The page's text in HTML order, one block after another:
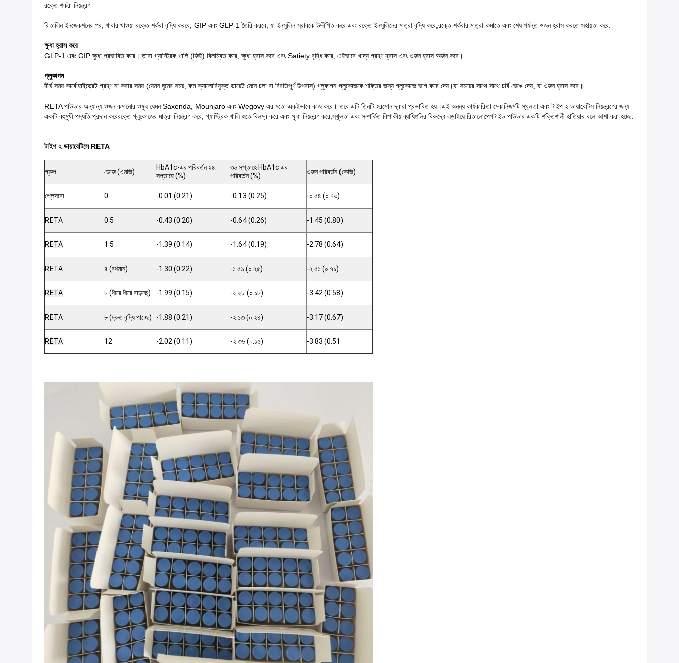
রক্তে শর্করা নিয়ন্ত্রণ
রিতালিন ইনজেকশনের পর, খাবার খাওয়া রক্তে শর্করা বৃদ্ধি করবে, GIP এবং GLP-1 তৈরি করবে, যা ইনসুলিন স্রাবকে উদ্দীপিত করে এবং রক্তে ইনসুলিনের মাত্রা বৃদ্ধি করে,রক্তে শর্করার মাত্রা কমাতে এবং শেষ পর্যন্ত ওজন হ্রাস করতে সহায়তা করে.
ক্ষুধা হ্রাস করে
GLP-1 এবং GIP ক্ষুধা প্রভাবিত করে। তারা গ্যাস্ট্রিক খালি (জিই) বিলম্বিত করে, ক্ষুধা হ্রাস করে এবং Satiety বৃদ্ধি করে, এইভাবে খাদ্য গ্রহণ হ্রাস এবং ওজন হ্রাস অর্জন করে।
গ্লুকাগন
দীর্ঘ সময় কার্বোহাইড্রেট গ্রহণ না করার সময় (যেমন ঘুমের সময়, কম ক্যালোরিযুক্ত ডায়েট মেনে চলা বা বিরতিপূর্ণ উপবাস) গ্লুকাগন গ্লুকোজকে শক্তির জন্য গ্লুকোজে ভাগ করে দেয়।যা সময়ের সাথে সাথে চর্বি ভেঙে দেয়, যা ওজন হ্রাস করে।
RETA পাউডার অন্যান্য ওজন কমানোর ওষুধ যেমন Saxenda, Mounjaro এবং Wegovy এর মতো একইভাবে কাজ করে। তবে এটি তিনটি হরমোন দ্বারা প্রভাবিত হয়।এই অনন্য কার্যকারিতা মেকানিজমটি স্থূলতা এবং টাইপ ২ ডায়াবেটিস নিয়ন্ত্রণের জন্য
একটি বহুমুখী পদ্ধতি প্রদান করেরক্তে গ্লুকোজের মাত্রা নিয়ন্ত্রণ করে, গ্যাস্ট্রিক খালি হতে বিলম্ব করে এবং ক্ষুধা নিয়ন্ত্রণ করে,স্থূলতা এবং সম্পর্কিত বিপাকীয় ব্যাধিগুলির বিরুদ্ধে লড়াইয়ে রিতালোপেপটাইড পাউডার একটি শক্তিশালী হাতিয়ার বলে আশা করা হচ্ছে.
টাইপ ২ ডায়াবেটিসে RETA
গ্রুপ ডোজ (এমজি)
HbA1c-এর পরিবর্তন ২৪
সপ্তাহে (%)
৩৬ সপ্তাহে HbA1c এর
পরিবর্তন (%)
ওজন পরিবর্তন (কেজি)
প্লেসবো 0 -0.01 (0.21) -0.13 (0.25) -০.৫৪ (০.৭৩)
RETA 0.5 -0.43 (0.20) -0.64 (0.26) -1.45 (0.80)
RETA 1.5 -1.39 (0.14) -1.64 (0.19) -2.78 (0.64)
RETA ৪ (বর্ধমান) -1.30 (0.22) -১.৫১ (০.২৫) -২.৫১ (০.৭১)
RETA ৮ (ধীরে ধীরে বাড়ছে) -1.99 (0.15) -২.২৮ (০.১৮) -3.42 (0.58)
RETA ৮ (দ্রুত বৃদ্ধি পাচ্ছে) -1.88 (0.21) -২.১৩ (০.২৪) -3.17 (0.67)
RETA 12 -2.02 (0.11) -২.৩৬ (০.১৫) -3.83 (0.51